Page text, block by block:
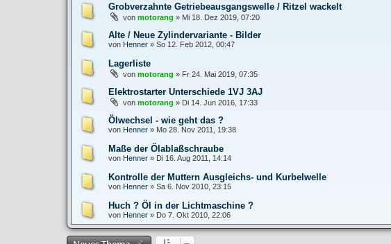
Grobverzahnte Getriebeausgangswelle / Ritzel wackelt
von motorang » Mi 18. Dez 2019, 07:20
Alte / Neue Zylindervariante - Bilder
von Henner » So 12. Feb 2012, 00:47
Lagerliste
von motorang » Fr 24. Mai 2019, 07:35
Elektrostarter Unterschiede 1VJ 3AJ
von motorang » Di 14. Jun 2016, 17:33
Ölwechsel - wie geht das ?
von Henner » Mo 28. Nov 2011, 19:38
Maße der Ölablaßschraube
von Henner » Di 16. Aug 2011, 14:14
Kontrolle der Muttern Ausgleichs- und Kurbelwelle
von Henner » Sa 6. Nov 2010, 23:15
Huch ? Öl in der Lichtmaschine ?
von Henner » Do 7. Okt 2010, 22:06